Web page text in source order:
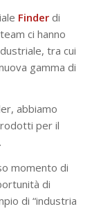
Finderdi
ci hanno
tra cui
gamma di
abbiamo
per il
momento di
di
di “industria